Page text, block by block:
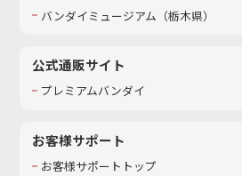
バンダイミュージアム（栃木県）
公式通販サイト
プレミアムバンダイ
お客様サポート
お客様サポートトップ